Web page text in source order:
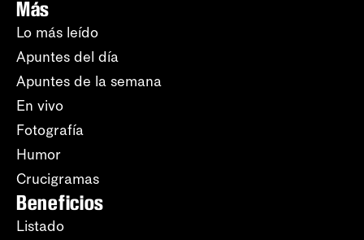
Más
Lo más leído
Apuntes del día
Apuntes de la semana
En vivo
Fotografía
Humor
Crucigramas
Beneficios
Listado